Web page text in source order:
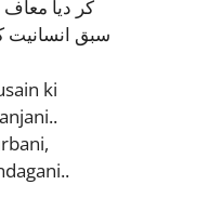
کر دیا معاف
سبق انسانیت
ki